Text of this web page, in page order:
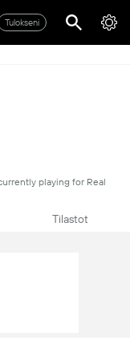
Tulokseni
playing for Real
Tilastot